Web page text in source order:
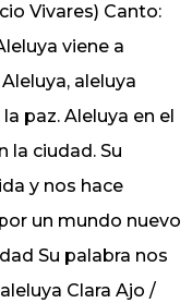
Vivares) Canto:
viene a
aleluya
paz. Aleluya en el
la ciudad. Su
y nos hace
un mundo nuevo
Su palabra nos
Clara Ajo /